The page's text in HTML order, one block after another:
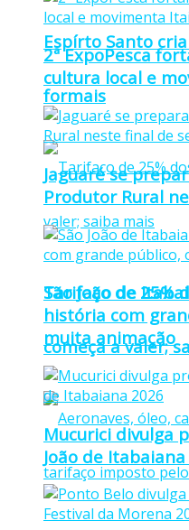
Espírto Santo
formais
Tarifaço de 25%
começa a valer;
2ª ExpoPesca
cultura local e
Jaguaré se
Produtor Rural
São João de
história com
muita animação
Mucurici divulga
João de